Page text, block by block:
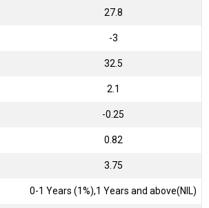
27.8
-3
32.5
2.1
-0.25
0.82
3.75
0-1 Years (1%),1 Years and above(NIL)